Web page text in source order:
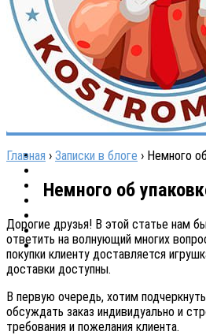
Главная › Записки в блоге › Немного
Немного об
Дорогие друзья! В этой статье нам
ответить на волнующий многих
покупки клиенту доставляется
доставки доступны.
В первую очередь, хотим
обсуждать заказ индивидуально и
требования и пожелания клиента.